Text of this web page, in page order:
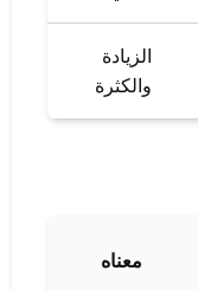
الزيادة
والكثرة
معناه